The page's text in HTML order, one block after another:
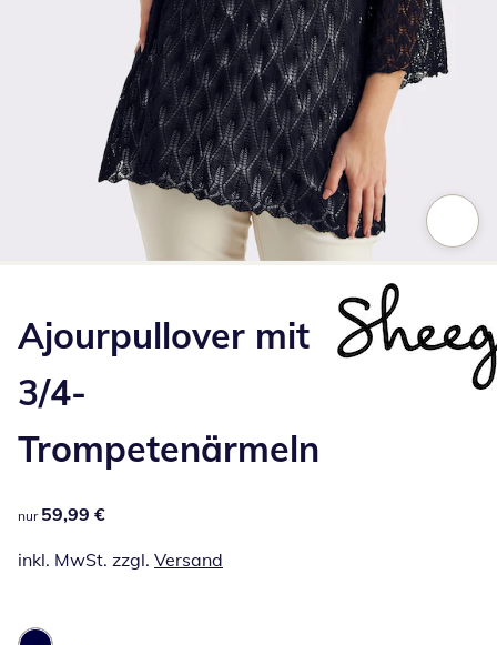
Ajourpullover mit
3/4-
Trompetenärmeln
59,99 €
nur 59,99 €
inkl. MwSt. zzgl. Versand